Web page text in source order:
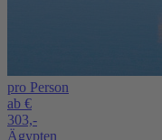
pro Person
ab €
303,-
Ägypten